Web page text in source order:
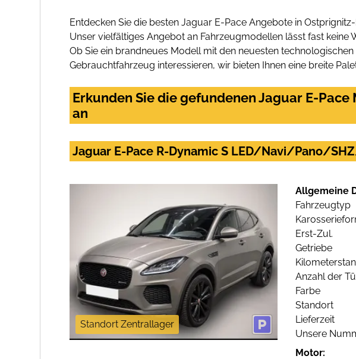
Entdecken Sie die besten Jaguar E-Pace Angebote in
Unser vielfältiges Angebot an Fahrzeugmodellen lässt fast keine
Ob Sie ein brandneues Modell mit den neuesten
Gebrauchtfahrzeug interessieren, wir bieten Ihnen eine breite
Erkunden Sie die gefundenen Jaguar E-
an
Jaguar E-Pace R-Dynamic S LED/Navi/Pano/
Standort Zentrallager
Allgemeine
Fahrzeugtyp
Erst-Zul.
Getriebe
Anzahl der
Farbe
Standort
Lieferzeit
Unsere
Motor: